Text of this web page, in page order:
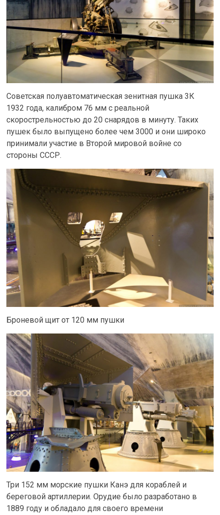
Советская полуавтоматическая зенитная пушка 3К
1932 года, калибром 76 мм с реальной
скорострельностью до 20 снарядов в минуту. Таких
пушек было выпущено более чем 3000 и они широко
принимали участие в Второй мировой войне со
стороны СССР.
Броневой щит от 120 мм пушки
Три 152 мм морские пушки Канэ для кораблей и
береговой артиллерии. Орудие было разработано в
1889 году и обладало для своего времени